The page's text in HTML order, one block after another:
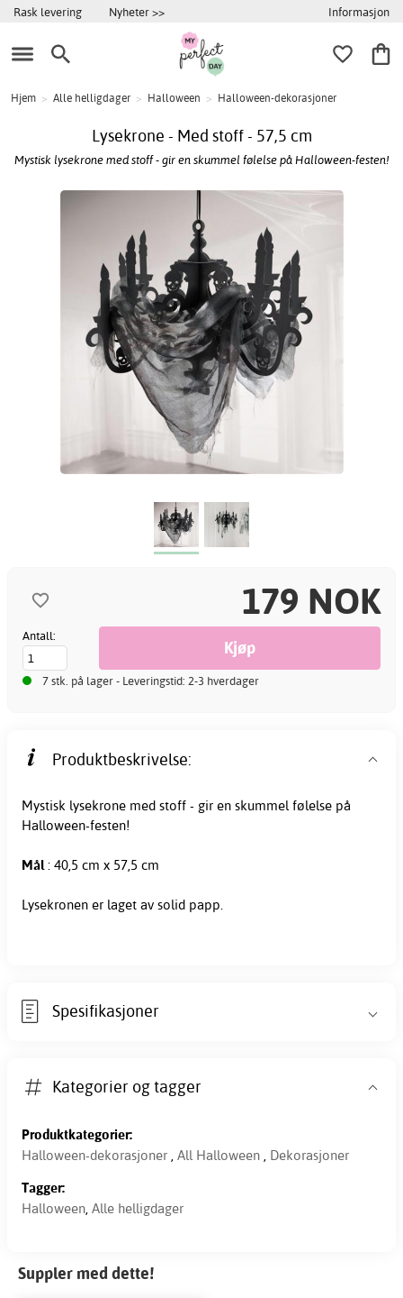
Rask levering Nyheter >> Informasjon
Hjem > Alle helligdager > Halloween > Halloween-dekorasjoner
Lysekrone - Med stoff - 57,5 cm
Mystisk lysekrone med stoff - gir en skummel følelse på Halloween-festen!
179 NOK
Antall:
7 stk. på lager - Leveringstid: 2-3 hverdager
Produktbeskrivelse:
Mystisk lysekrone med stoff - gir en skummel følelse på
Halloween-festen!
Mål: 40,5 cm x 57,5 cm
Lysekronen er laget av solid papp.
Spesifikasjoner
Kategorier og tagger
Produktkategorier:
Halloween-dekorasjoner , All Halloween , Dekorasjoner
Tagger:
Halloween, Alle helligdager
Suppler med dette!